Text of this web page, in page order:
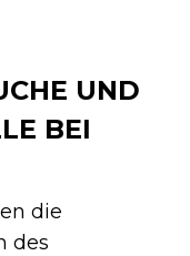
UND
BEI
die
des